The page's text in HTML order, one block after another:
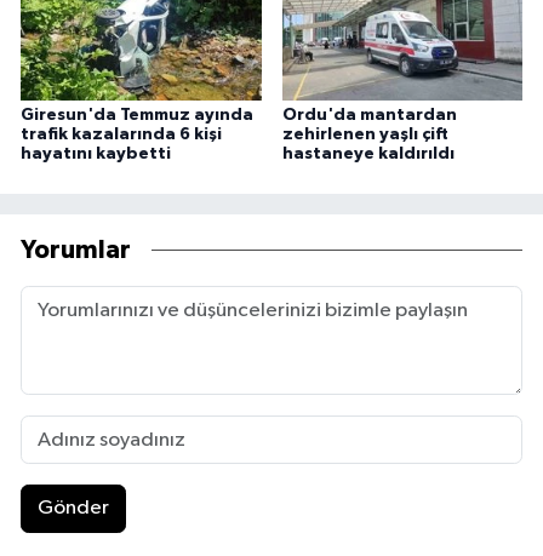
Giresun'da Temmuz ayında
trafik kazalarında 6 kişi
hayatını kaybetti
Ordu'da mantardan
zehirlenen yaşlı çift
hastaneye kaldırıldı
Yorumlar
Gönder